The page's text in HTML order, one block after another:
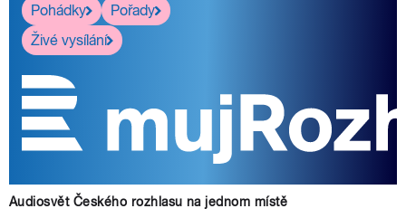
Pohádky
Pořady
Živé vysílání
Audiosvět Českého rozhlasu na jednom místě